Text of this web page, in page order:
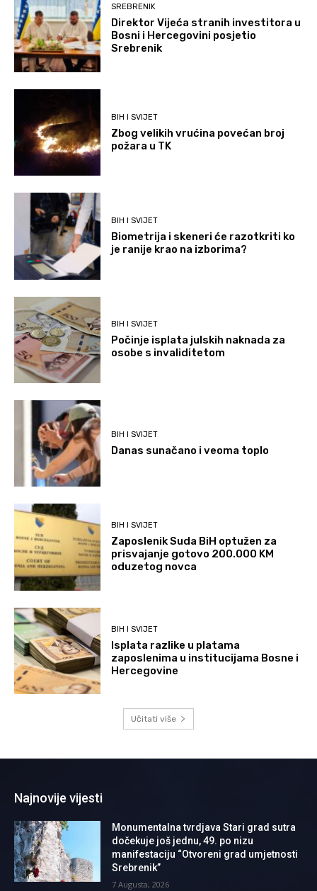
SREBRENIK
Direktor Vijeća stranih investitora u
Bosni i Hercegovini posjetio
Srebrenik
BIH I SVIJET
Zbog velikih vrućina povećan broj
požara u TK
BIH I SVIJET
Biometrija i skeneri će razotkriti ko
je ranije krao na izborima?
BIH I SVIJET
Počinje isplata julskih naknada za
osobe s invaliditetom
BIH I SVIJET
Danas sunačano i veoma toplo
BIH I SVIJET
Zaposlenik Suda BiH optužen za
prisvajanje gotovo 200.000 KM
oduzetog novca
BIH I SVIJET
Isplata razlike u platama
zaposlenima u institucijama Bosne i
Hercegovine
Učitati više
Najnovije vijesti
Monumentalna tvrdjava Stari grad sutra
dočekuje još jednu, 49. po nizu
manifestaciju “Otvoreni grad umjetnosti
Srebrenik”
7 Augusta, 2026